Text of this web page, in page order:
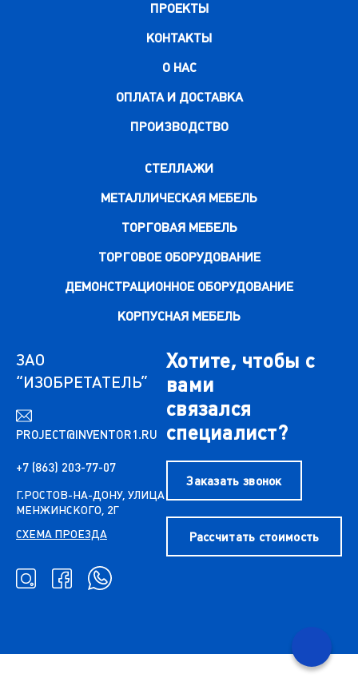
ПРОЕКТЫ
КОНТАКТЫ
О НАС
ОПЛАТА И ДОСТАВКА
ПРОИЗВОДСТВО
СТЕЛЛАЖИ
МЕТАЛЛИЧЕСКАЯ МЕБЕЛЬ
ТОРГОВАЯ МЕБЕЛЬ
ТОРГОВОЕ ОБОРУДОВАНИЕ
ДЕМОНСТРАЦИОННОЕ ОБОРУДОВАНИЕ
КОРПУСНАЯ МЕБЕЛЬ
ЗАО
“ИЗОБРЕТАТЕЛЬ”
PROJECT@INVENTOR1.RU
+7 (863) 203-77-07
Г.РОСТОВ-НА-ДОНУ, УЛИЦА
МЕНЖИНСКОГО, 2Г
СХЕМА ПРОЕЗДА
Хотите, чтобы с
вами
связался
специалист?
Заказать звонок
Рассчитать стоимость